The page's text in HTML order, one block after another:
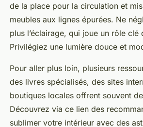
de la place pour la circulation et
meubles aux lignes épurées. Ne
plus l’éclairage, qui joue un rôle clé
Privilégiez une lumière douce et
Pour aller plus loin, plusieurs
des livres spécialisés, des sites
boutiques locales offrent souvent
Découvrez via ce lien des
sublimer votre intérieur avec des